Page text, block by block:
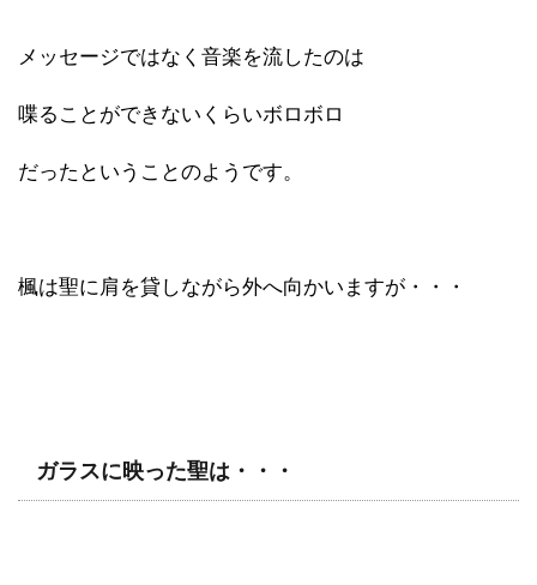
メッセージではなく音楽を流したのは
喋ることができないくらいボロボロ
だったということのようです。
楓は聖に肩を貸しながら外へ向かいますが・・・
ガラスに映った聖は・・・